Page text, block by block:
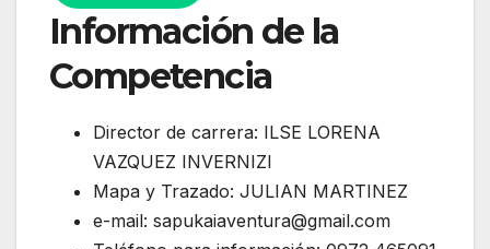
Información de la
Competencia
Director de carrera: ILSE LORENA
VAZQUEZ INVERNIZI
Mapa y Trazado: JULIAN MARTINEZ
e-mail: sapukaiaventura@gmail.com